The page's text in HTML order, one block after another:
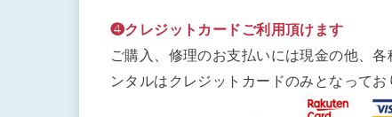
❹クレジットカードご利用頂けます
ご購入、修理のお支払いには現金の他、
ンタルはクレジットカードのみとなってお